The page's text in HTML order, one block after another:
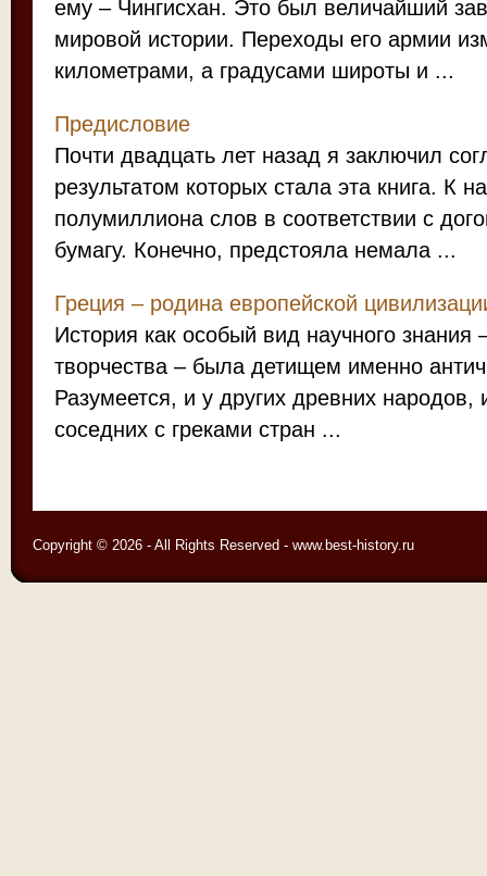
ему – Чингисхан. Это был величайший
мировой истории. Переходы его армии
километрами, а градусами широты и ...
Предисловие
Почти двадцать лет назад я заключил
результатом которых стала эта книга. К
полумиллиона слов в соответствии с
бумагу. Конечно, предстояла немала ...
Греция – родина европейской
История как особый вид научного знания
творчества – была детищем именно
Разумеется, и у других древних народов,
соседних с греками стран ...
Copyright © 2026 - All Rights Reserved - www.best-history.ru